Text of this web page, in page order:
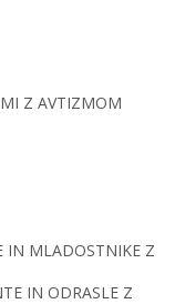
Z AVTIZMOM
IN MLADOSTNIKE Z
IN ODRASLE Z